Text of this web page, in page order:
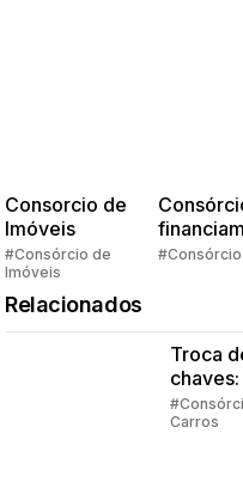
Consorcio de
Imóveis
#Consórcio de
Imóveis
Quem
#Consórcio
Relacionados
Troca
regras
Carros